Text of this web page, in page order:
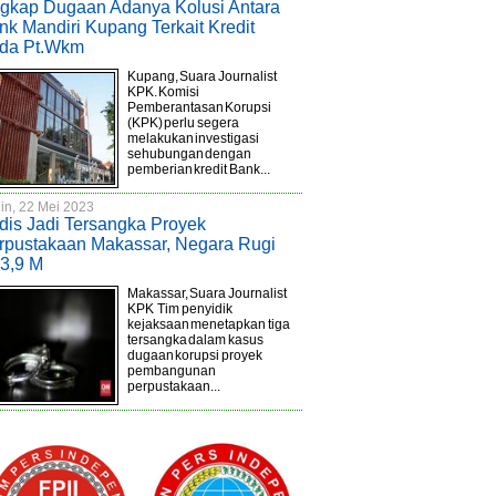
Dugaan Adanya Kolusi Antara
Mandiri Kupang Terkait Kredit
Pt.Wkm
Kupang, Suara Journalist
KPK. Komisi
Pemberantasan Korupsi
(KPK) perlu segera
melakukan investigasi
sehubungan dengan
pemberian kredit Bank...
22 Mei 2023
Jadi Tersangka Proyek
Makassar, Negara Rugi
M
Makassar, Suara Journalist
KPK Tim penyidik
kejaksaan menetapkan tiga
tersangka dalam kasus
dugaan korupsi proyek
pembangunan
perpustakaan...